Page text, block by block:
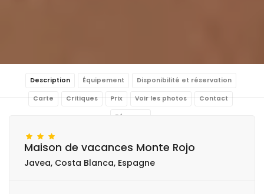
Description Équipement Disponibilité et réservation
Carte Critiques Prix Voir les photos Contact
Réserver
Maison de vacances Monte Rojo
Javea, Costa Blanca, Espagne